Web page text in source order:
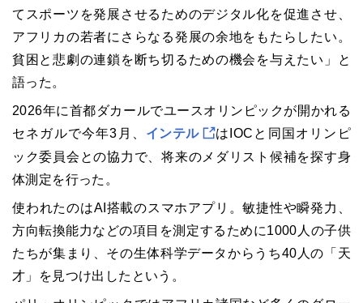
てスポーツを発展させるためのデジタル化を促進させ、
アフリカの若者にさらなる発展の余地をもたらしたい。
貧困と悲劇の連鎖を断ち切るための機会を与えたい」と
語った。
2026年に首都ダカールでユースオリンピックが開かれる
セネガルで今年3月、 インテル
はIOCと同国オリンピ
ック委員会との協力で、将来のメダリスト候補を探す身
体測定を行った。
使われたのはAI搭載のスマホアプリ。敏捷性や瞬発力、
方向転換能力などの項目を測定するために1000人の子供
たちが集まり、その生体科学データからうち40人の「天
才」を見つけ出したという。